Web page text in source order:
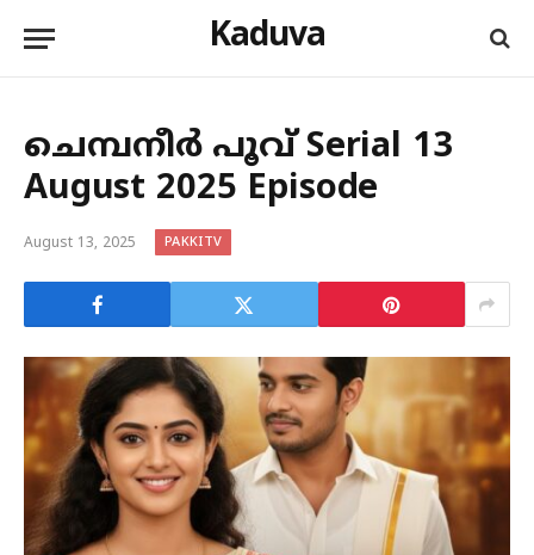
Kaduva
ചെമ്പനീർ പൂവ് Serial 13
August 2025 Episode
August 13, 2025 PAKKITV